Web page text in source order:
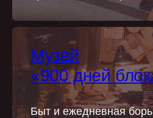
Музей
«900 дней
Быт и ежедневная